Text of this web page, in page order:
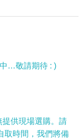
中…敬請期待 : )
提供現場選購。請
取時間，我們將備